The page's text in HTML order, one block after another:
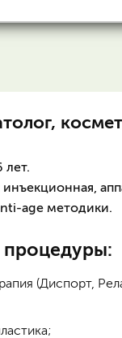
лет.
инъекционная,
age методики.
(Диспорт,